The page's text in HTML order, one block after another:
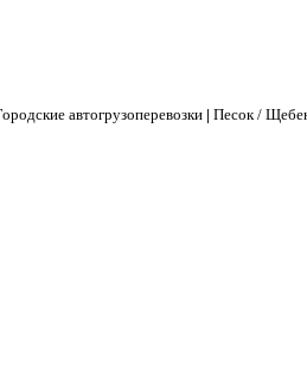
автогрузоперевозки | Песок /